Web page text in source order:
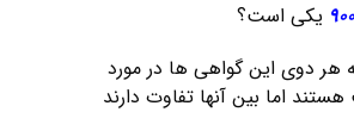
یکی است؟
دوی این گواهی ها در مورد
اما بین آنها تفاوت دارند